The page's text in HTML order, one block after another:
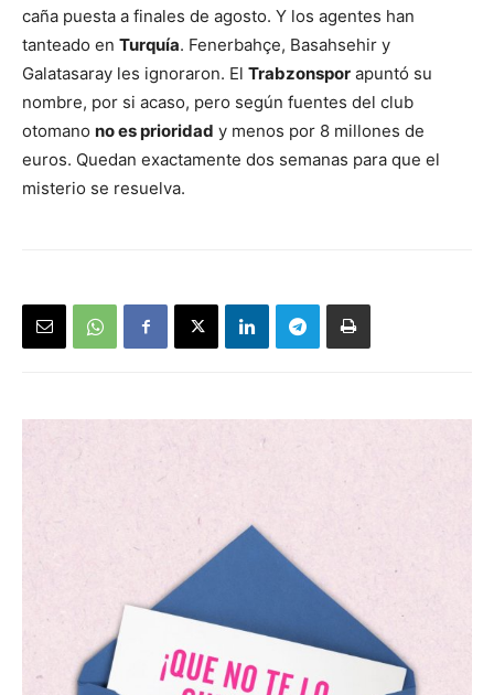
caña puesta a finales de agosto. Y los agentes han
tanteado en Turquía. Fenerbahçe, Basahsehir y
Galatasaray les ignoraron. El Trabzonspor apuntó su
nombre, por si acaso, pero según fuentes del club
otomano no es prioridad y menos por 8 millones de
euros. Quedan exactamente dos semanas para que el
misterio se resuelva.